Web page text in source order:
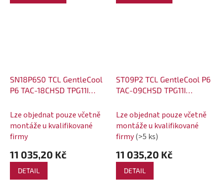
SN18P6S0 TCL GentleCool
P6 TAC-18CHSD TPG11I
kW vnitřní jednotka
Lze objednat pouze včetně
montáže u kvalifikované
firmy
11 035,20 Kč
DETAIL
ST09P2 TCL GentleCool P6
TAC-09CHSD TPG11I
2,6 kW venkovní jednotka
Lze objednat pouze včetně
montáže u kvalifikované
firmy(>5 ks)
11 035,20 Kč
DETAIL